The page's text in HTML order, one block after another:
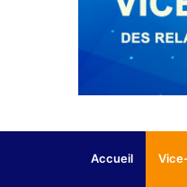
Accueil